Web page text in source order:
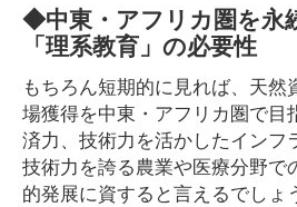
◆中東・アフリカ圏を永
「理系教育」の必要性
もちろん短期的に見れば、天
場獲得を中東・アフリカ圏で目
済力、技術力を活かしたインフ
技術力を誇る農業や医療分野で
的発展に資すると言えるでしょ